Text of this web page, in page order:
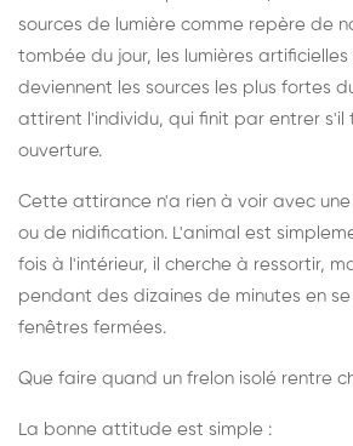
sources de lumière comme repère de
tombée du jour, les lumières
deviennent les sources les plus fortes
attirent l'individu, qui finit par entrer s'il
ouverture.
Cette attirance n'a rien à voir avec
ou de nidification. L'animal est
fois à l'intérieur, il cherche à ressortir,
pendant des dizaines de minutes en
fenêtres fermées.
Que faire quand un frelon isolé rentre
La bonne attitude est simple :